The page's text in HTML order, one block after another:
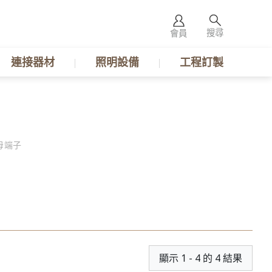
會員 搜尋
連接器材 照明設備 工程訂製
端子
顯示 1 - 4 的 4 結果